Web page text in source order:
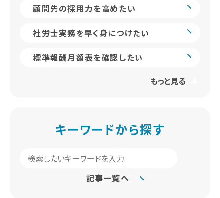
顧問先の採用力を高めたい
社労士実務を早く身につけたい
標準報酬月額表を確認したい
もっと見る
キーワードから探す
記事一覧へ